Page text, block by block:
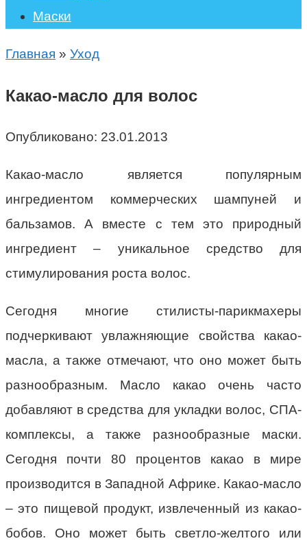
Маски
Главная » Уход
Какао-масло для волос
Опубликовано: 23.01.2013
Какао-масло является популярным
ингредиентом коммерческих шампуней и
бальзамов. А вместе с тем это природный
ингредиент – уникальное средство для
стимулирования роста волос.
Сегодня многие стилисты-парикмахеры
подчеркивают увлажняющие свойства какао-
масла, а также отмечают, что оно может быть
разнообразным. Масло какао очень часто
добавляют в средства для укладки волос, СПА-
комплексы, а также разнообразные маски.
Сегодня почти 80 процентов какао в мире
производится в Западной Африке. Какао-масло
– это пищевой продукт, извлеченный из какао-
бобов. Оно может быть светло-желтого или